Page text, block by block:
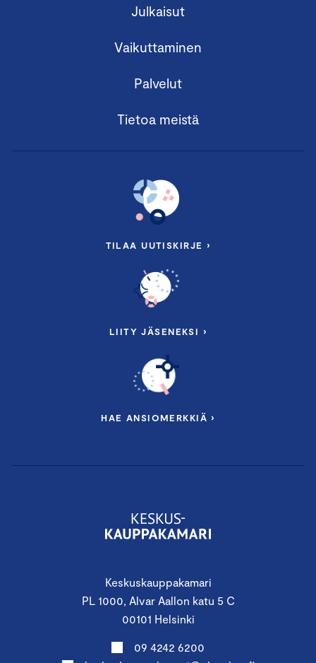
Keskuskauppakamari
PL 1000, Alvar Aallon katu 5 C
00101 Helsinki
09 4242 6200
Julkaisut
Vaikuttaminen
Palvelut
Tietoa meistä
TILAA UUTISKIRJE ›
LIITY JÄSENEKSI ›
HAE ANSIOMERKKIÄ ›